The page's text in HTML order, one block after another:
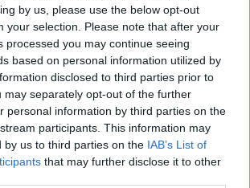
by us, please use the below opt-out
your selection. Please note that after your
processed you may continue seeing
based on personal information utilized by
disclosed to third parties prior to
may separately opt-out of the further
personal information by third parties on the
participants. This information may
by us to third parties on the IAB’s List of
that may further disclose it to other